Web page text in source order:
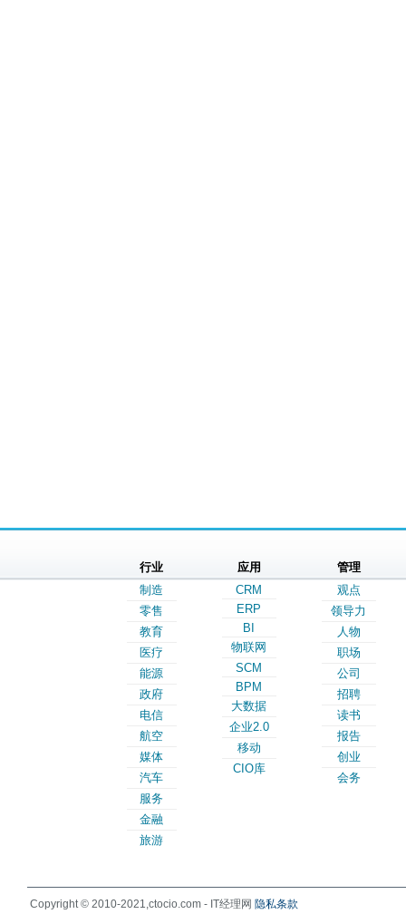
行业
制造
零售
教育
医疗
能源
政府
电信
航空
媒体
汽车
服务
金融
旅游
应用
CRM
ERP
BI
物联网
SCM
BPM
大数据
企业2.0
移动
CIO库
管理
观点
领导力
人物
职场
公司
招聘
读书
报告
创业
会务
Copyright © 2010-2021,ctocio.com - IT经理网 隐私条款